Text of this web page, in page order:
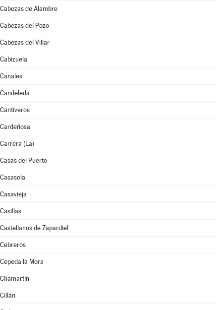
Cabezas de Alambre
Cabezas del Pozo
Cabezas del Villar
Cabizuela
Canales
Candeleda
Cantiveros
Cardeñosa
Carrera (La)
Casas del Puerto
Casasola
Casavieja
Casillas
Castellanos de Zapardiel
Cebreros
Cepeda la Mora
Chamartín
Cillán